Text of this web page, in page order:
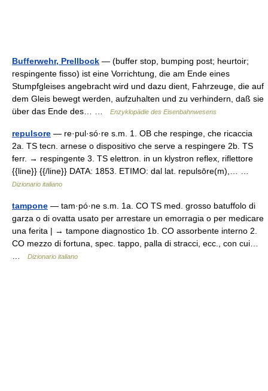
Bufferwehr, Prellbock — (buffer stop, bumping post; heurtoir;
respingente fisso) ist eine Vorrichtung, die am Ende eines
Stumpfgleises angebracht wird und dazu dient, Fahrzeuge, die auf
dem Gleis bewegt werden, aufzuhalten und zu verhindern, daß sie
über das Ende des… …
Enzyklopädie des Eisenbahnwesens
repulsore — re·pul·só·re s.m. 1. OB che respinge, che ricaccia
2a. TS tecn. arnese o dispositivo che serve a respingere 2b. TS
ferr. → respingente 3. TS elettron. in un klystron reflex, riflettore
{{line}} {{/line}} DATA: 1853. ETIMO: dal lat. repulsōre(m),… …
Dizionario italiano
tampone — tam·pó·ne s.m. 1a. CO TS med. grosso batuffolo di
garza o di ovatta usato per arrestare un emorragia o per medicare
una ferita | → tampone diagnostico 1b. CO assorbente interno 2.
CO mezzo di fortuna, spec. tappo, palla di stracci, ecc., con cui…
Dizionario italiano